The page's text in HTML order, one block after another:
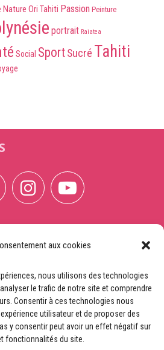
aux cookies
nous utilisons des technologies
le trafic de notre site et comprendre
Consentir à ces technologies nous
utilisateur et de proposer des
y consentir peut avoir un effet négatif sur
fonctionnalités du site.
Nature Ori Tahiti Passion Peinture
portrait Raiatea
Social SportSucré Tahiti
vos idées, vos articles ou vos